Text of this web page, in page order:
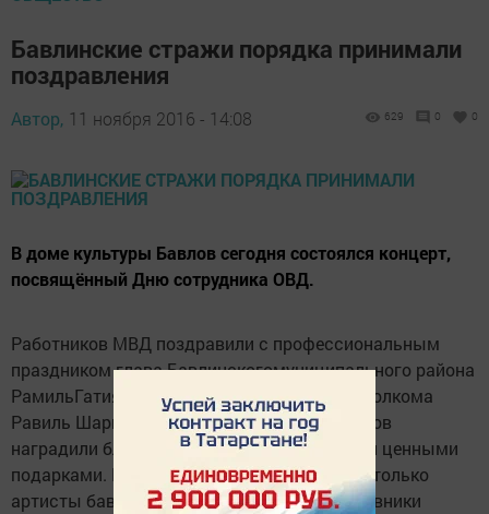
Бавлинские стражи порядка принимали
поздравления
Автор, 11 ноября 2016 - 14:08 629 0 0
В доме культуры Бавлов сегодня состоялся концерт,
посвящённый Дню сотрудника ОВД.
Работников МВД поздравили с профессиональным
праздником глава Бавлинскогомуниципального района
РамильГатиятуллин и руководитель горисполкома
Равиль Шарипов. Самых лучших сотрудников
наградили благодарственными письмами и ценными
подарками. В концерте приняли участие не только
артисты бавлинской сцены, но и сами виновники